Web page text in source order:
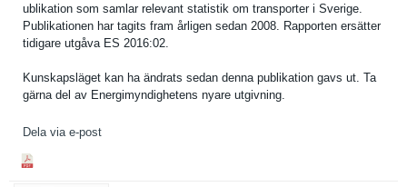
ublikation som samlar relevant statistik om transporte­r i Sverige.
Publikatio­nen har tagits fram årligen sedan 2008. Rapporten ersätter
tidigare utgåva ES 2016:02.
Kunskapslä­get kan ha ändrats sedan denna publikatio­n gavs ut. Ta
gärna del av Energimynd­ighetens nyare utgivning.
Dela via e-post